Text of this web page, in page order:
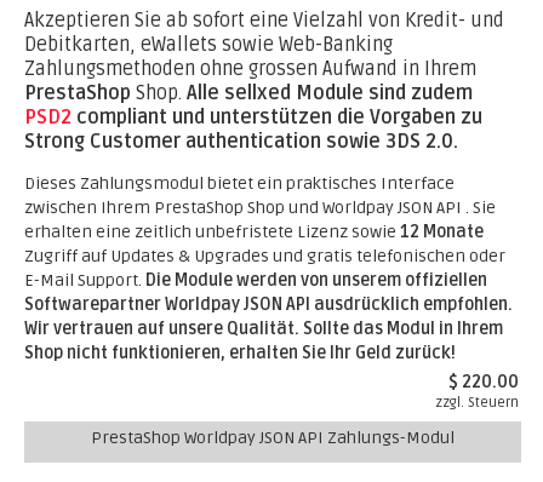
Akzeptieren Sie ab sofort eine Vielzahl von Kredit- und
Debitkarten, eWallets sowie Web-Banking
Zahlungsmethoden ohne grossen Aufwand in Ihrem
PrestaShop Shop. Alle sellxed Module sind zudem
PSD2 compliant und unterstützen die Vorgaben zu
Strong Customer authentication sowie 3DS 2.0.
Dieses Zahlungsmodul bietet ein praktisches Interface
zwischen Ihrem PrestaShop Shop und Worldpay JSON API . Sie
erhalten eine zeitlich unbefristete Lizenz sowie 12 Monate
Zugriff auf Updates & Upgrades und gratis telefonischen oder
E-Mail Support. Die Module werden von unserem offiziellen
Softwarepartner Worldpay JSON API ausdrücklich empfohlen.
Wir vertrauen auf unsere Qualität. Sollte das Modul in Ihrem
Shop nicht funktionieren, erhalten Sie Ihr Geld zurück!
$ 220.00
zzgl. Steuern
PrestaShop Worldpay JSON API Zahlungs-Modul